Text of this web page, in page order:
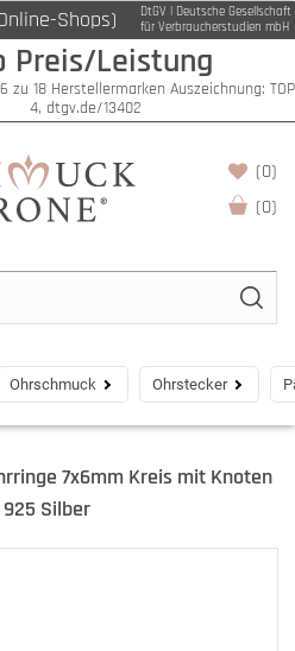
Shops)
DtGV | Deutsche Gesellschaft
für Verbraucherstudien mbH
Preis/Leistung
zu 18 Herstellermarken Auszeichnung: TOP
4, dtgv.de/13402
(0)
(0)
Ohrschmuck Ohrstecker
7x6mm Kreis mit Knoten
Silber